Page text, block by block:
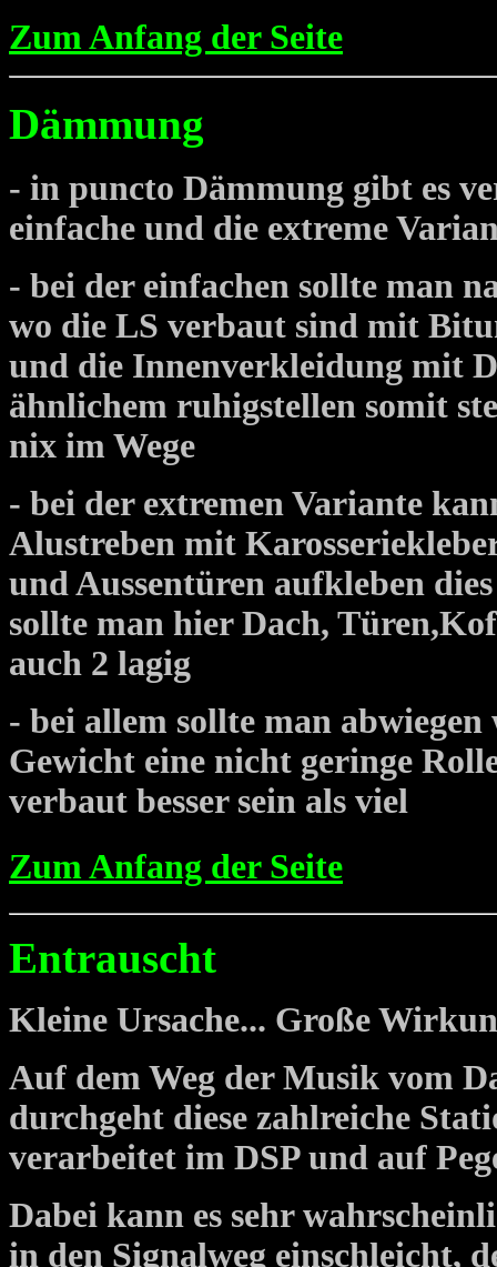
Zum Anfang der Seite
Dämmung
- in puncto Dämmung gibt es
einfache und die extreme
- bei der einfachen sollte man
wo die LS verbaut sind mit
und die Innenverkleidung mit
ähnlichem ruhigstellen somit
nix im Wege
- bei der extremen Variante
Alustreben mit
und Aussentüren aufkleben
sollte man hier Dach,
auch 2 lagig
- bei allem sollte man abwiegen
Gewicht eine nicht geringe
verbaut besser sein als viel
Zum Anfang der Seite
Entrauscht
Kleine Ursache... Große
Auf dem Weg der Musik vom
durchgeht diese zahlreiche
verarbeitet im DSP und auf
Dabei kann es sehr
in den Signalweg einschleicht,